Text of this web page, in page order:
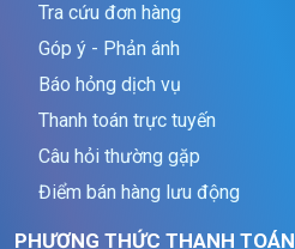
Tra cứu đơn hàng
Góp ý - Phản ánh
Báo hỏng dịch vụ
Thanh toán trực tuyến
Câu hỏi thường gặp
Điểm bán hàng lưu động
PHƯƠNG THỨC THANH TOÁN